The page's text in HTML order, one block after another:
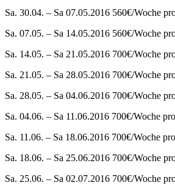
Sa. 30.04. – Sa 07.05.2016 560€/Woche
Sa. 07.05. – Sa 14.05.2016 560€/Woche
Sa. 14.05. – Sa 21.05.2016 700€/Woche
Sa. 21.05. – Sa 28.05.2016 700€/Woche
Sa. 28.05. – Sa 04.06.2016 700€/Woche
Sa. 04.06. – Sa 11.06.2016 700€/Woche
Sa. 11.06. – Sa 18.06.2016 700€/Woche
Sa. 18.06. – Sa 25.06.2016 700€/Woche
Sa. 25.06. – Sa 02.07.2016 700€/Woche